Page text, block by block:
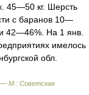
45—50 кг. Шерсть
с баранов 10—
42—46%. На 1 янв.
имелось
обл.
— М.: Советская